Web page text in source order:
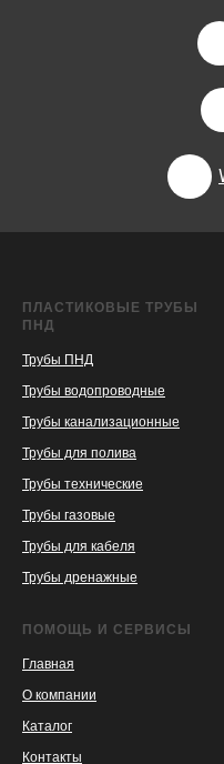
ПЛАСТИКОВЫЕ ТРУБЫ
ПНД
Трубы ПНД
Трубы водопроводные
Трубы канализационные
Трубы для полива
Трубы технические
Трубы газовые
Трубы для кабеля
Трубы дренажные
ПОМОЩЬ И СЕРВИСЫ
Главная
О компании
Каталог
Контакты